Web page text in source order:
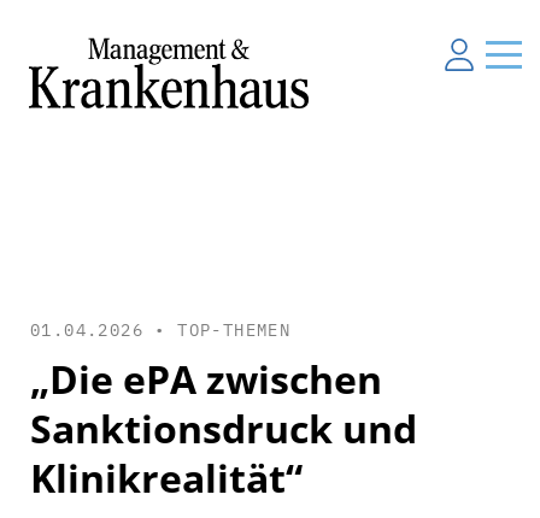
01.04.2026 •TOP-THEMEN
„Die ePA zwischen
Sanktionsdruck und
Klinikrealität“